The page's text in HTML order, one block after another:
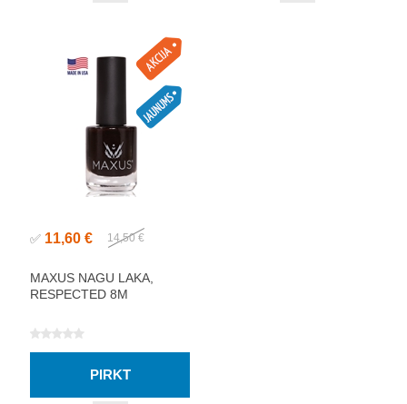
✅ 11,60 € 14,50 €
MAXUS NAGU LAKA,
RESPECTED 8M